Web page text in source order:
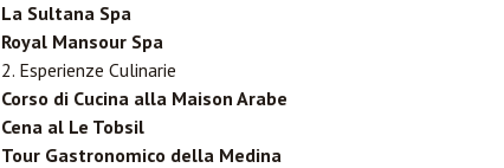
La Sultana Spa
Royal Mansour Spa
2. Esperienze Culinarie
Corso di Cucina alla Maison Arabe
Cena al Le Tobsil
Tour Gastronomico della Medina